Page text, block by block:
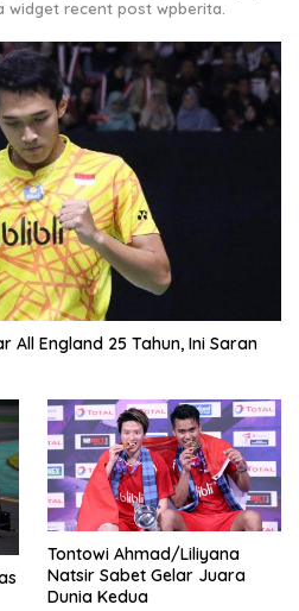
widget recent post wpberita.
All England 25 Tahun, Ini Saran
Tontowi Ahmad/Liliyana
Natsir Sabet Gelar Juara
Dunia Kedua